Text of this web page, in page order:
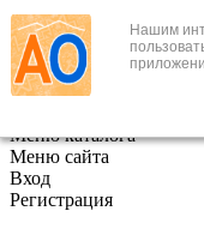
Нашим
+7 (495) 646-888-1
В корзине
Меню каталога
Меню сайта
Вход
Регистрация